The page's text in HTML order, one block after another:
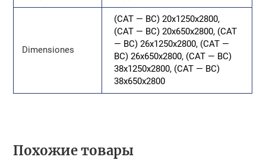
Dimensiones
(CAT — BC) 20x1250x2800,
(CAT — BC) 20x650x2800, (CAT
— BC) 26x1250x2800, (CAT —
BC) 26x650x2800, (CAT — BC)
38x1250x2800, (CAT — BC)
38x650x2800
Похожие товары